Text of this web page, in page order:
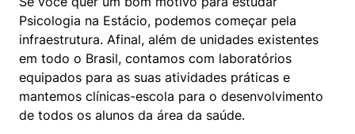
Psicologia na Estácio, podemos começar pela
infraestrutura. Afinal, além de unidades existentes
em todo o Brasil, contamos com laboratórios
equipados para as suas atividades práticas e
mantemos clínicas-escola para o desenvolvimento
de todos os alunos da área da saúde.